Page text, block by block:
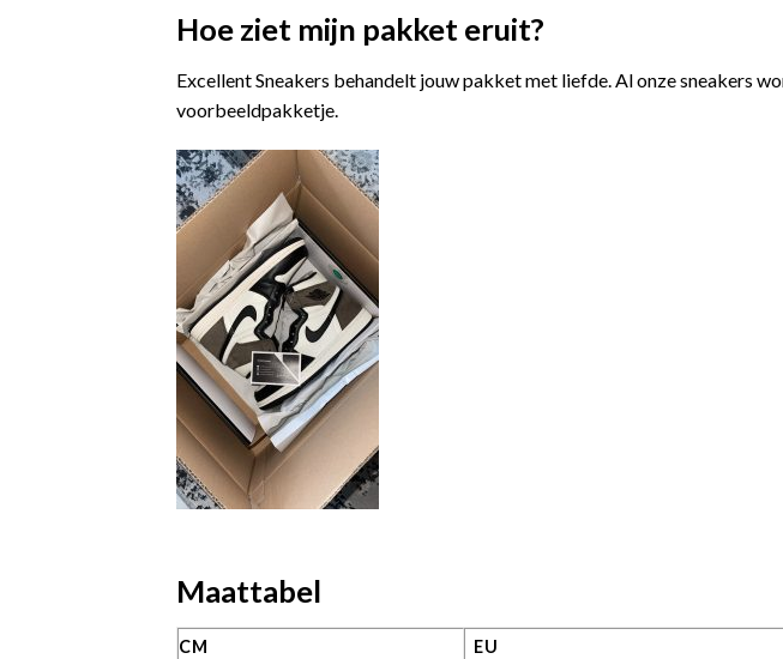
Hoe ziet mijn pakket eruit?
Excellent Sneakers behandelt jouw pakket met liefde. Al onze sneakers
voorbeeldpakketje.
Maattabel
CM EU